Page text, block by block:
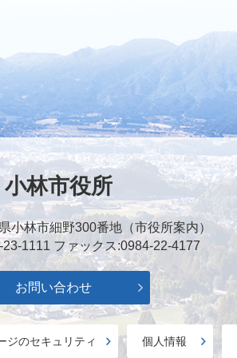
小林市役所
小林市細野300番地（市役所案内）
23-1111 ファックス:0984-22-4177
お問い合わせ
ジのセキュリティ 個人情報